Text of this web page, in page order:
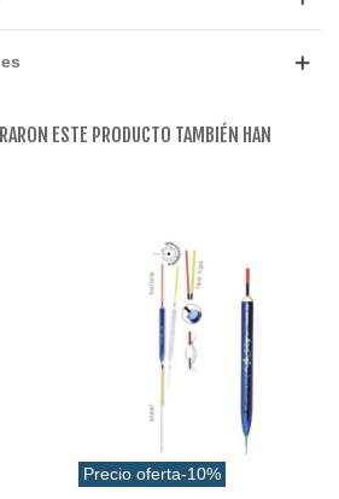
ESTE PRODUCTO TAMBIÉN HAN
Precio oferta-10%